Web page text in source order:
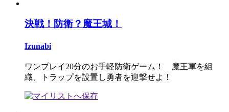
決戦！防衛？魔王城！
Izunabi
ワンプレイ20分のお手軽防衛ゲーム！ 魔王軍を組
織、トラップを設置し勇者を迎撃せよ！